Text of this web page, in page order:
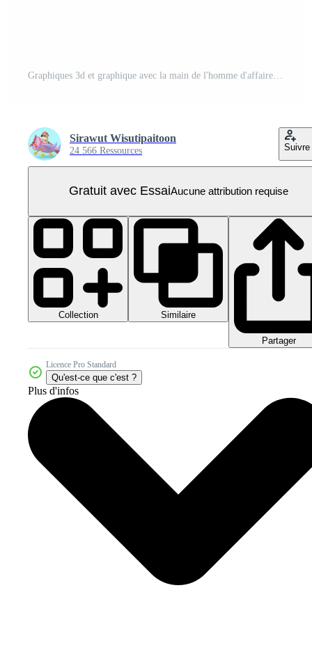
Sirawut Wisutipaitoon
24 566 Ressources Suivre
Gratuit avec EssaiAucune attribution requise
Collection Similaire
Partager
Licence Pro Standard
Qu'est-ce que c'est ?
Plus d'infos